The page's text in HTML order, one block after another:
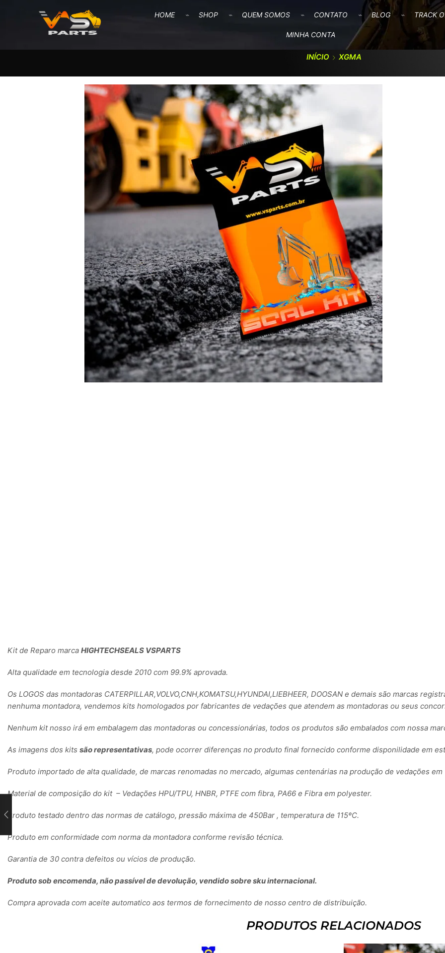
HOME SHOP QUEM SOMOS CONTATO BLOG TRACK
MINHA CONTA
INÍCIO XGMA
Kit de Reparo marca HIGHTECHSEALS VSPARTS
Alta qualidade em tecnologia desde 2010 com 99.9% aprovada.
Os LOGOS das montadoras CATERPILLAR,VOLVO,CNH,KOMATSU,HYUNDAI,LIEBHEER, DOOSAN e demais são marcas
nenhuma montadora, vendemos kits homologados por fabricantes de vedações que atendem as montadoras ou seus
Nenhum kit nosso irá em embalagem das montadoras ou concessionárias, todos os produtos são embalados com nossa
As imagens dos kits são representativas, pode ocorrer diferenças no produto final fornecido conforme disponilidade em
Produto importado de alta qualidade, de marcas renomadas no mercado, algumas centenárias na produção de vedações
Material de composição do kit – Vedações HPU/TPU, HNBR, PTFE com fibra, PA66 e Fibra em polyester.
Produto testado dentro das normas de catálogo, pressão máxima de 450Bar , temperatura de 115ºC.
Produto em conformidade com norma da montadora conforme revisão técnica.
Garantia de 30 contra defeitos ou vícios de produção.
Produto sob encomenda, não passível de devolução, vendido sobre sku internacional.
Compra aprovada com aceite automatico aos termos de fornecimento de nosso centro de distribuição.
PRODUTOS RELACIONADOS